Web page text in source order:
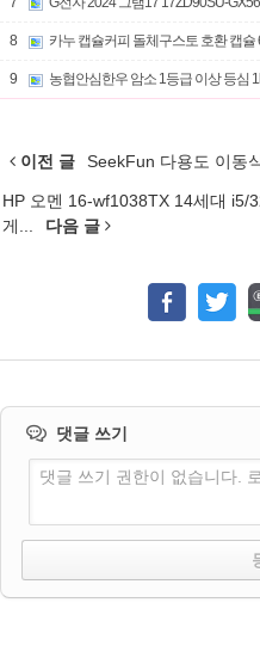
8 카누 캡슐커피 돌체구스토 호환 캡슐
9 농협안심한우 암소 1등급 이상 등심
이전 글 SeekFun 다용도 이동
HP 오멘 16-wf1038TX 14세대 i5/
게...
다음 글
댓글 쓰기
댓글 쓰기 권한이 없습니다.